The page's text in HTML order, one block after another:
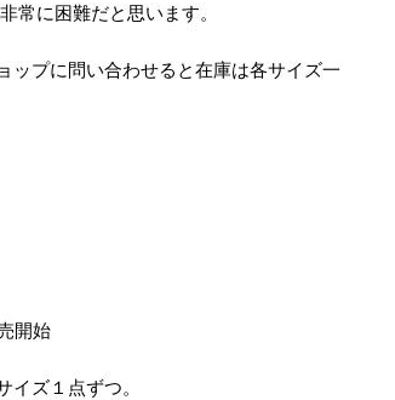
常に困難だと思います。
ップに問い合わせると在庫は各サイズ一
開始
ズ１点ずつ。